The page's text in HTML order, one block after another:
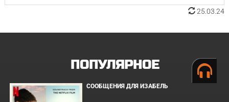
25.03.24
ПОПУЛЯРНОЕ
СООБЩЕНИЯ ДЛЯ ИЗАБЕЛЬ